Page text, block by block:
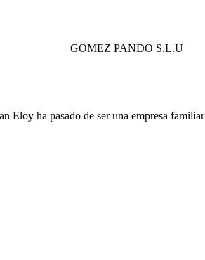
GOMEZ PANDO S.L.U
Eloy ha pasado de ser una empresa